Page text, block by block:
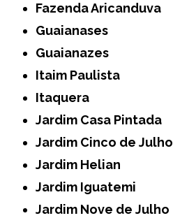
Fazenda Aricanduva
Guaianases
Guaianazes
Itaim Paulista
Itaquera
Jardim Casa Pintada
Jardim Cinco de Julho
Jardim Helian
Jardim Iguatemi
Jardim Nove de Julho